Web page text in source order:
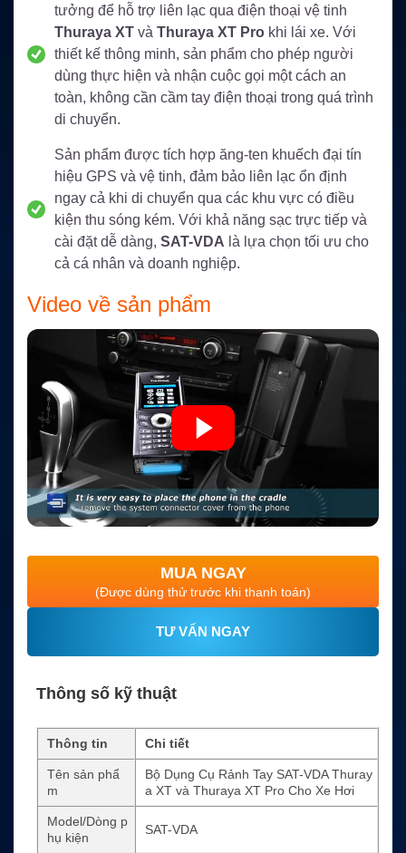
tưởng để hỗ trợ liên lạc qua điện thoại vệ tinh
Thuraya XT và Thuraya XT Pro khi lái xe. Với
thiết kế thông minh, sản phẩm cho phép người
dùng thực hiện và nhận cuộc gọi một cách an
toàn, không cần cầm tay điện thoại trong quá trình
di chuyển.
Sản phẩm được tích hợp ăng-ten khuếch đại tín
hiệu GPS và vệ tinh, đảm bảo liên lạc ổn định
ngay cả khi di chuyển qua các khu vực có điều
kiện thu sóng kém. Với khả năng sạc trực tiếp và
cài đặt dễ dàng, SAT-VDA là lựa chọn tối ưu cho
cả cá nhân và doanh nghiệp.
Video về sản phẩm
MUA NGAY
(Được dùng thử trước khi thanh toán)
TƯ VẤN NGAY
Thông số kỹ thuật
Thông tin Chi tiết
Tên sản phẩ
m
Bộ Dụng Cụ Rảnh Tay SAT-VDA Thuray
a XT và Thuraya XT Pro Cho Xe Hơi
Model/Dòng p
hụ kiện
SAT-VDA